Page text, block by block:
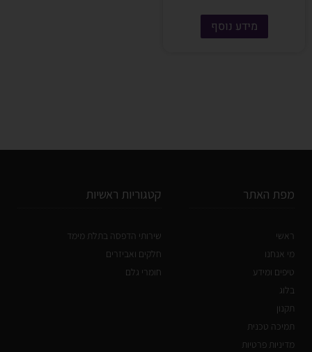
מידע נוסף
מפת האתר
ראשי
מי אנחנו
טיפים ומידע
בלוג
תקנון
תמיכה טכנית
מדיניות פרטיות
קטגוריות ראשיות
שירותי הדפסה בתלת מימד
חלקים ואביזרים
חומרי גלם